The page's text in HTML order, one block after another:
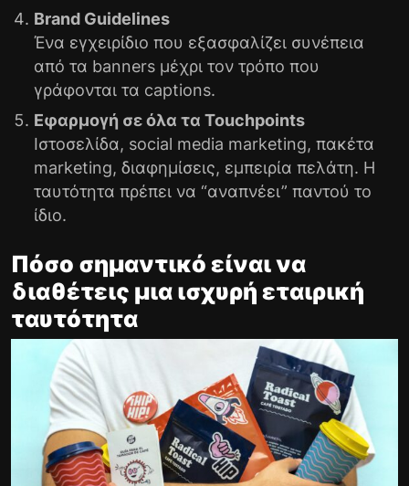
Brand Guidelines
Ένα εγχειρίδιο που εξασφαλίζει συνέπεια
από τα banners μέχρι τον τρόπο που
γράφονται τα captions.
Εφαρμογή σε όλα τα Touchpoints
Ιστοσελίδα, social media marketing, πακέτα
marketing, διαφημίσεις, εμπειρία πελάτη. Η
ταυτότητα πρέπει να “αναπνέει” παντού το
ίδιο.
Πόσο σημαντικό είναι να
διαθέτεις μια ισχυρή εταιρική
ταυτότητα